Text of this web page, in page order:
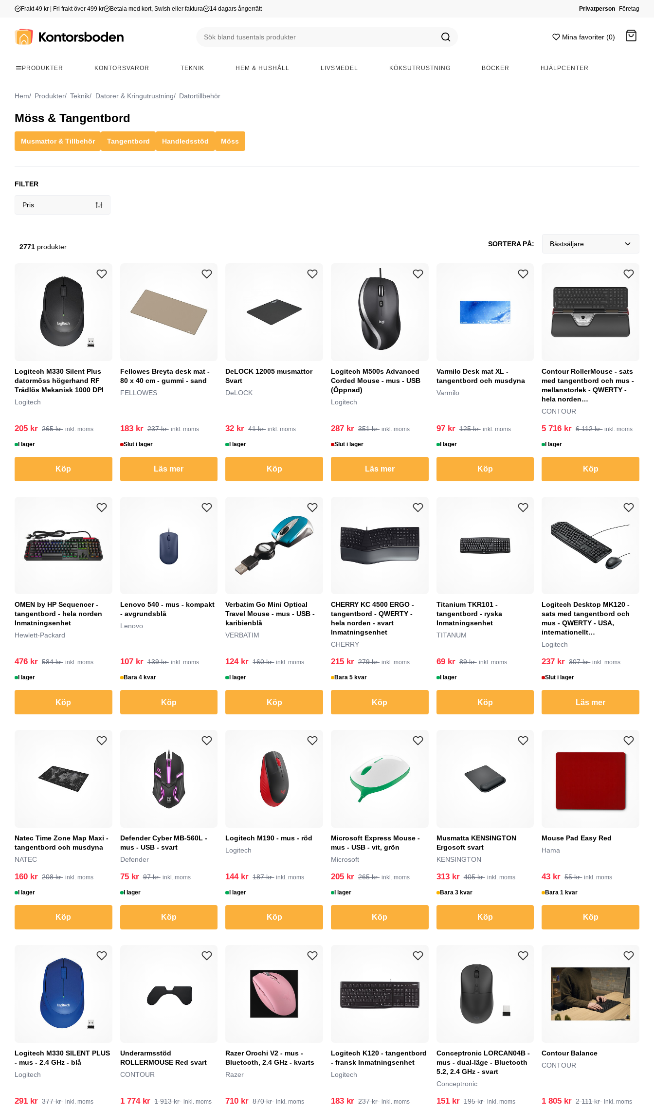
Frakt 49 kr | Fri frakt över 499 kr Betala med kort, Swish eller faktura 14 dagars ångerrätt Privatperson Företag
Mina favoriter (0)
PRODUKTER KONTORSVAROR TEKNIK HEM & HUSHÅLL LIVSMEDEL KÖKSUTRUSTNING BÖCKER HJÄLPCENTER
Hem Produkter Teknik Datorer & Kringutrustning Datortillbehör
Möss & Tangentbord
Musmattor & Tillbehör Tangentbord Handledsstöd Möss
FILTER
Pris
SORTERA PÅ: Bästsäljare
2771 produkter
Logitech M330 Silent Plus
datormöss högerhand RF
Trådlös Mekanisk 1000 DPI
Logitech
205 kr 265 kr inkl. moms
I lager
Köp
Fellowes Breyta desk mat -
80 x 40 cm - gummi - sand
FELLOWES
183 kr 237 kr inkl. moms
Slut i lager
Läs mer
DeLOCK 12005 musmattor
Svart
DeLOCK
32 kr 41 kr inkl. moms
I lager
Köp
Logitech M500s Advanced
Corded Mouse - mus - USB
(Öppnad)
Logitech
287 kr 351 kr inkl. moms
Slut i lager
Läs mer
Varmilo Desk mat XL -
tangentbord och musdyna
Varmilo
97 kr 125 kr inkl. moms
I lager
Köp
Contour RollerMouse - sats
med tangentbord och mus -
mellanstorlek - QWERTY -
hela norden
Inmatningsenhet
CONTOUR
5 716 kr 6 112 kr inkl. moms
I lager
Köp
OMEN by HP Sequencer -
tangentbord - hela norden
Inmatningsenhet
Hewlett-Packard
476 kr 584 kr inkl. moms
I lager
Köp
Lenovo 540 - mus - kompakt
- avgrundsblå
Lenovo
107 kr 139 kr inkl. moms
Bara 4 kvar
Köp
Verbatim Go Mini Optical
Travel Mouse - mus - USB -
karibienblå
VERBATIM
124 kr 160 kr inkl. moms
I lager
Köp
CHERRY KC 4500 ERGO -
tangentbord - QWERTY -
hela norden - svart
Inmatningsenhet
CHERRY
215 kr 279 kr inkl. moms
Bara 5 kvar
Köp
Titanium TKR101 -
tangentbord - ryska
Inmatningsenhet
TITANUM
69 kr 89 kr inkl. moms
I lager
Köp
Logitech Desktop MK120 -
sats med tangentbord och
mus - QWERTY - USA,
internationellt
Inmatningsenhet
Logitech
237 kr 307 kr inkl. moms
Slut i lager
Läs mer
Natec Time Zone Map Maxi -
tangentbord och musdyna
NATEC
160 kr 208 kr inkl. moms
I lager
Köp
Defender Cyber MB-560L -
mus - USB - svart
Defender
75 kr 97 kr inkl. moms
I lager
Köp
Logitech M190 - mus - röd
Logitech
144 kr 187 kr inkl. moms
I lager
Köp
Microsoft Express Mouse -
mus - USB - vit, grön
Microsoft
205 kr 265 kr inkl. moms
I lager
Köp
Musmatta KENSINGTON
Ergosoft svart
KENSINGTON
313 kr 405 kr inkl. moms
Bara 3 kvar
Köp
Mouse Pad Easy Red
Hama
43 kr 55 kr inkl. moms
Bara 1 kvar
Köp
Logitech M330 SILENT PLUS
- mus - 2.4 GHz - blå
Logitech
291 kr 377 kr inkl. moms
Underarmsstöd
ROLLERMOUSE Red svart
CONTOUR
1 774 kr 1 913 kr inkl. moms
Razer Orochi V2 - mus -
Bluetooth, 2.4 GHz - kvarts
Razer
710 kr 870 kr inkl. moms
Logitech K120 - tangentbord
- fransk Inmatningsenhet
Logitech
183 kr 237 kr inkl. moms
Conceptronic LORCAN04B -
mus - dual-läge - Bluetooth
5.2, 2.4 GHz - svart
Conceptronic
151 kr 195 kr inkl. moms
Contour Balance
CONTOUR
1 805 kr 2 111 kr inkl. moms